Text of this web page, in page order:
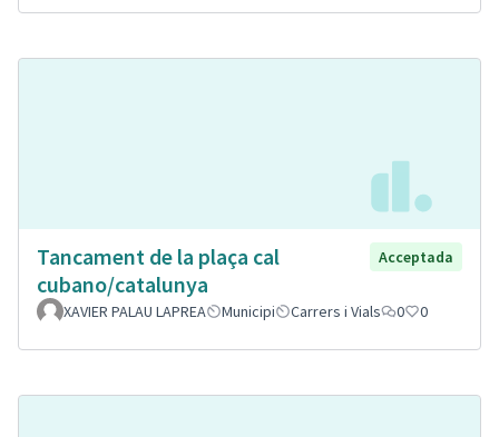
Tancament de la plaça cal
cubano/catalunya
Acceptada
XAVIER PALAU LAPREA Municipi Carrers i Vials 0 0